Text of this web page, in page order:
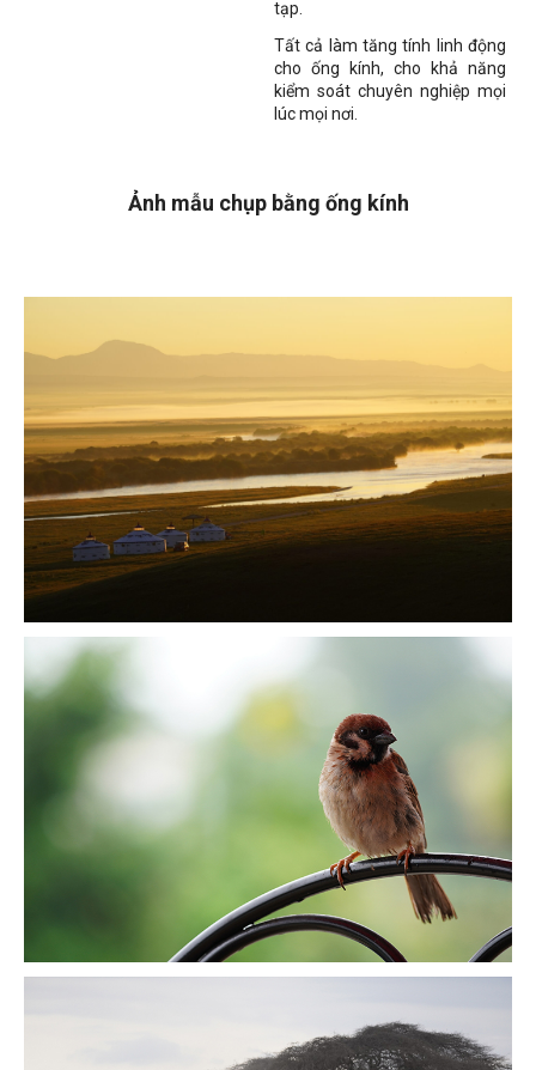
tạp.
Tất cả làm tăng tính linh động
cho ống kính, cho khả năng
kiểm soát chuyên nghiệp mọi
lúc mọi nơi.
Ảnh mẫu chụp bằng ống kính